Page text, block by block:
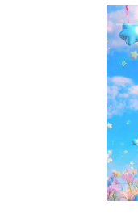
5